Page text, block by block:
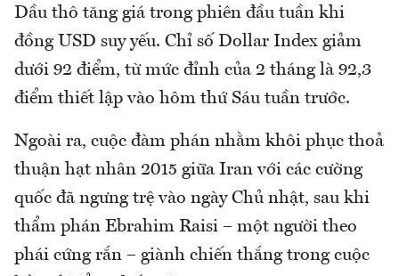
Dầu thô tăng giá trong phiên đầu tuần khi
đồng USD suy yếu. Chỉ số Dollar Index giảm
dưới 92 điểm, từ mức đỉnh của 2 tháng là 92,3
điểm thiết lập vào hôm thứ Sáu tuần trước.
Ngoài ra, cuộc đàm phán nhằm khôi phục thoả
thuận hạt nhân 2015 giữa Iran với các cường
quốc đã ngưng trệ vào ngày Chủ nhật, sau khi
thẩm phán Ebrahim Raisi – một người theo
phái cứng rắn – giành chiến thắng trong cuộc